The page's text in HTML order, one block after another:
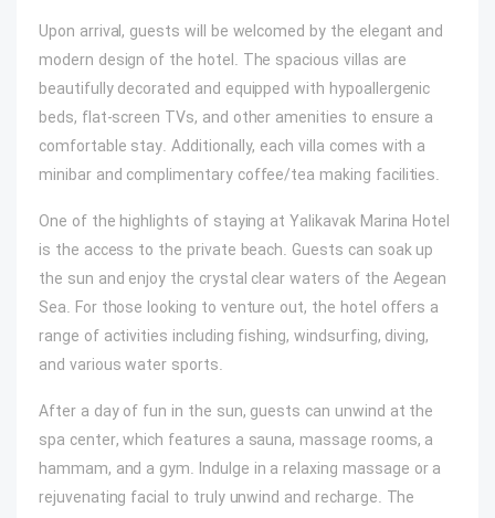
Upon arrival, guests will be welcomed by the elegant and
modern design of the hotel. The spacious villas are
beautifully decorated and equipped with hypoallergenic
beds, flat-screen TVs, and other amenities to ensure a
comfortable stay. Additionally, each villa comes with a
minibar and complimentary coffee/tea making facilities.
One of the highlights of staying at Yalikavak Marina Hotel
is the access to the private beach. Guests can soak up
the sun and enjoy the crystal clear waters of the Aegean
Sea. For those looking to venture out, the hotel offers a
range of activities including fishing, windsurfing, diving,
and various water sports.
After a day of fun in the sun, guests can unwind at the
spa center, which features a sauna, massage rooms, a
hammam, and a gym. Indulge in a relaxing massage or a
rejuvenating facial to truly unwind and recharge. The